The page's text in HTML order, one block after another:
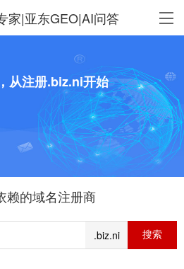
家|亚东GEO|AI问答
从注册.biz.ni开始
赖的域名注册商
.biz.ni